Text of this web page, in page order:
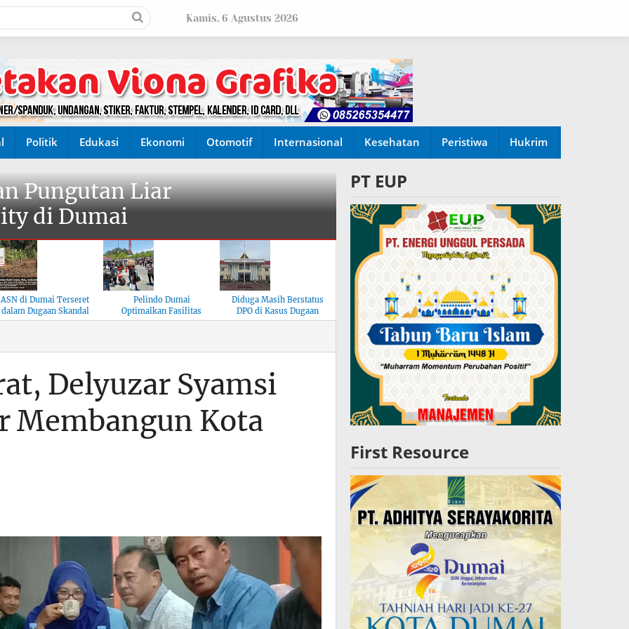
Kamis, 6 Agustus 2026
Politik Edukasi Ekonomi Otomotif Internasional Kesehatan Peristiwa Hukrim
Pungutan Liar
di Dumai
ASN di Dumai Terseret
dalam Dugaan Skandal
Integritas Aparatur
Pelindo Dumai
Optimalkan Fasilitas
untuk Kenyamanan Arus
Diduga Masih Berstatus
DPO di Kasus Dugaan
Pemalsuan Paspor, Polres
Delyuzar Syamsi
Membangun Kota
PT EUP
First Resource